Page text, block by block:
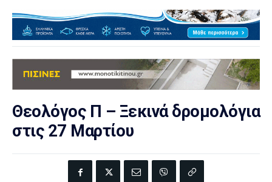
Θεολόγος Π – Ξεκινά δρομολόγια
στις 27 Μαρτίου